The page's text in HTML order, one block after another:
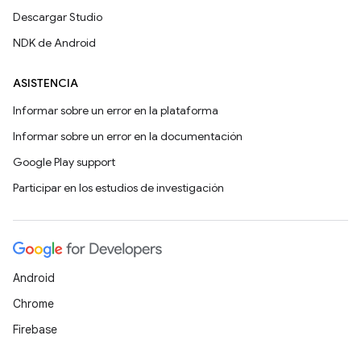
Descargar Studio
NDK de Android
ASISTENCIA
Informar sobre un error en la plataforma
Informar sobre un error en la documentación
Google Play support
Participar en los estudios de investigación
Android
Chrome
Firebase